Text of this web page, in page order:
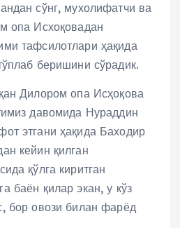
сўнг, мухолифатчи ва
опа Исхоқовадан
тафсилотлари ҳақида
беришини сўрадик.
Дилором опа Исҳоқова
давомида Нураддин
этгани ҳақида Баходир
кейин қилган
қўлга киритган
баён қилар экан, у кўз
бор овози билан фарёд